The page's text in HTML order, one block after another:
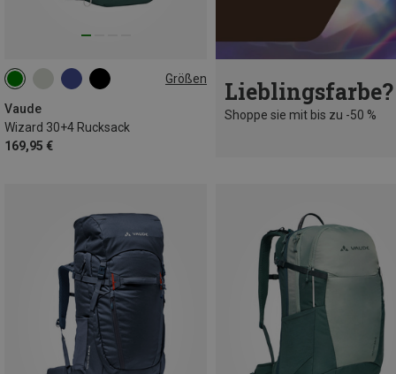
Größen
Vaude
Wizard 30+4 Rucksack
169,95 €
30+4L Lieblingsfarbe?
Shoppe sie mit bis zu -50 %